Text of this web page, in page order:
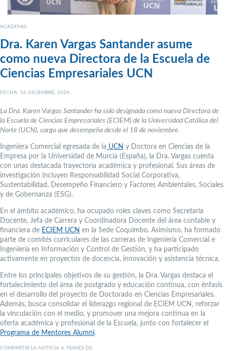
ACADEMIA
Dra. Karen Vargas Santander asume
como nueva Directora de la Escuela de
Ciencias Empresariales UCN
FECHA: 16 DICIEMBRE, 2024
La Dra. Karen Vargas Santander ha sido designada como nueva Directora de
la Escuela de Ciencias Empresariales (ECIEM) de la Universidad Católica del
Norte (UCN), cargo que desempeña desde el 18 de noviembre.
Ingeniera Comercial egresada de la UCN y Doctora en Ciencias de la
Empresa por la Universidad de Murcia (España), la Dra. Vargas cuenta
con unas destacada trayectoria académica y profesional. Sus áreas de
investigación incluyen Responsabilidad Social Corporativa,
Sustentabilidad, Desempeño Financiero y Factores Ambientales, Sociales
y de Gobernanza (ESG).
En el ámbito académico, ha ocupado roles claves como Secretaria
Docente, Jefa de Carrera y Coordinadora Docente del área contable y
financiera de ECIEM UCN en la Sede Coquimbo. Asimismo, ha formado
parte de comités curriculares de las carreras de Ingeniería Comercial e
Ingeniería en Información y Control de Gestión, y ha participado
activamente en proyectos de docencia, innovación y asistencia técnica.
Entre los principales objetivos de su gestión, la Dra. Vargas destaca el
fortalecimiento del área de postgrado y educación continua, con énfasis
en el desarrollo del proyecto de Doctorado en Ciencias Empresariales.
Además, busca consolidar el liderazgo regional de ECIEM UCN, reforzar
la vinculación con el medio, y promover una mejora continua en la
oferta académica y profesional de la Escuela, junto con fortalecer el
Programa de Mentores Alumni.
COMPARTIR LA NOTICIA A TRAVÉS DE: